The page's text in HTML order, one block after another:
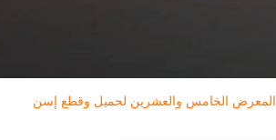
المعرض الخامس والعشرين لحميل وقطع إسن